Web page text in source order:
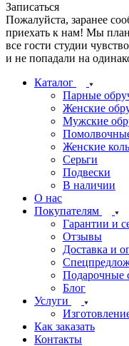
Записаться
Пожалуйста, заранее
приехать к нам! Мы
все гости студии
и не попадали на
Каталог
Парные
Женские
Мужские
Женские
Серьги
Подвески
В наличии
О нас
Покупателям
Гарантии и
Отзывы
Доставка и
Подарочные
Блог
Услуги
Как заказать
Контакты